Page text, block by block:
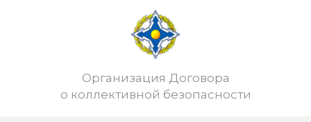
Организация Договора
о коллективной безопасности